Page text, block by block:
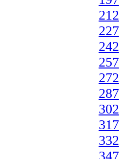
212
227
242
257
272
287
302
317
332
347